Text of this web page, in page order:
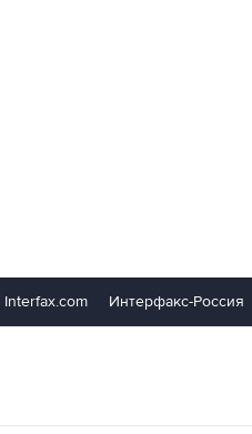
Interfax.com Интерфакс-Россия